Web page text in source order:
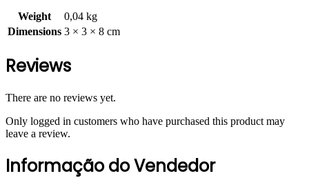
Weight
0,04 kg
Dimensions 3 × 3 × 8 cm
Reviews
There are no reviews yet.
Only logged in customers who have purchased this product may
leave a review.
Informação do Vendedor